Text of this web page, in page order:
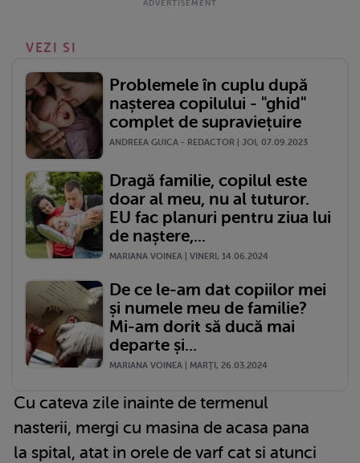
VEZI SI
Problemele în cuplu după
nașterea copilului - "ghid"
complet de supraviețuire
ANDREEA GUICA - REDACTOR | JOI, 07.09.2023
Dragă familie, copilul este
doar al meu, nu al tuturor.
EU fac planuri pentru ziua lui
de naștere,...
MARIANA VOINEA | VINERI, 14.06.2024
De ce le-am dat copiilor mei
și numele meu de familie?
Mi-am dorit să ducă mai
departe și...
MARIANA VOINEA | MARŢI, 26.03.2024
Cu cateva zile inainte de termenul
nasterii, mergi cu masina de acasa pana
la spital, atat in orele de varf cat si atunci